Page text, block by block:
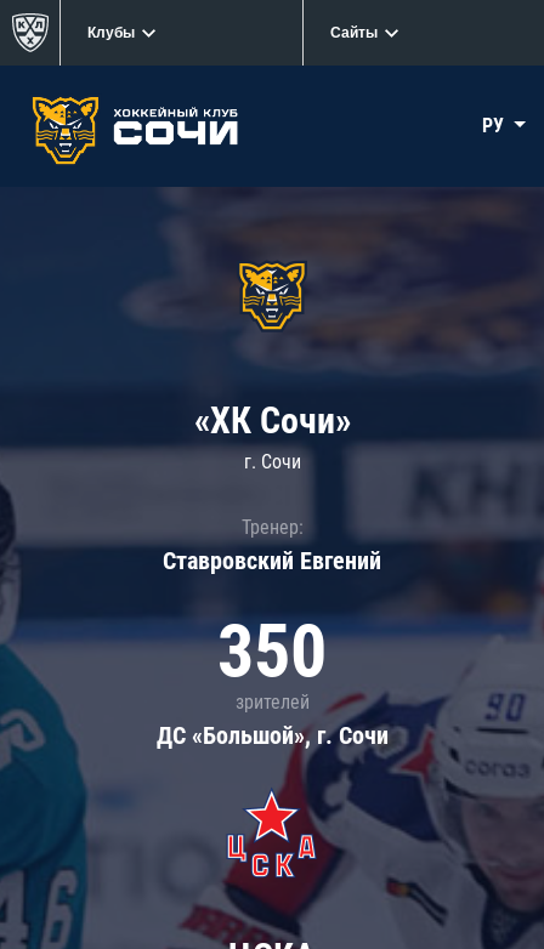
Клубы Сайты
РУ
«ХК Сочи»
г. Сочи
Тренер:
Ставровский Евгений
350
зрителей
ДС «Большой», г. Сочи